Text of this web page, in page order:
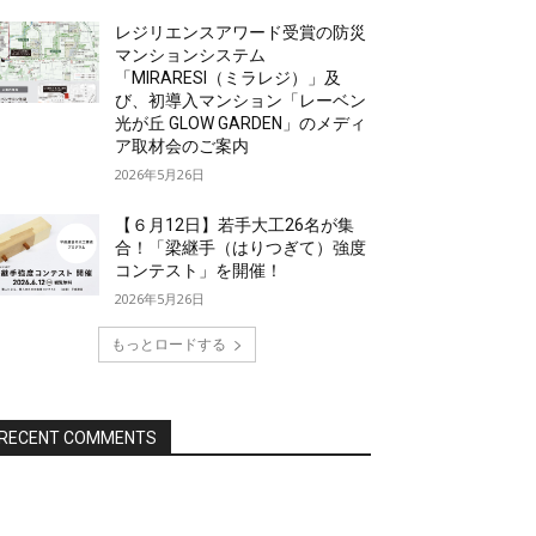
レジリエンスアワード受賞の防災
マンションシステム
「MIRARESI（ミラレジ）」及
び、初導入マンション「レーベン
光が丘 GLOW GARDEN」のメディ
ア取材会のご案内
2026年5月26日
【６月12日】若手大工26名が集
合！「梁継手（はりつぎて）強度
コンテスト」を開催！
2026年5月26日
もっとロードする
COMMENTS